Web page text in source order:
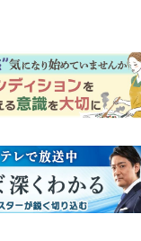
。心を許しあう咲子と
「もうすぐ一周忌なん
が過ぎたら…」＜ネタ
り＞
ャツが乾くまで』“ち
かり者。樹生の妹を演
は、齋藤飛鳥さん＜キ
紹介＞
、薫る』主演の見上愛
んは恋愛に鈍感。やっ
の気持ちを自覚するよ